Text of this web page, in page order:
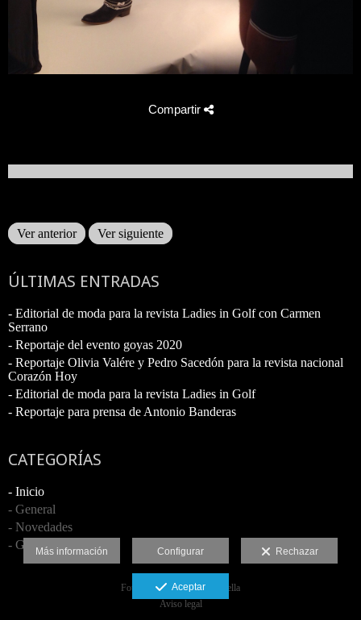
Compartir
Ver anterior Ver siguiente
ÚLTIMAS ENTRADAS
- Editorial de moda para la revista Ladies in Golf con Carmen
Serrano
- Reportaje del evento goyas 2020
- Reportaje Olivia Valére y Pedro Sacedón para la revista nacional
Corazón Hoy
- Editorial de moda para la revista Ladies in Golf
- Reportaje para prensa de Antonio Banderas
CATEGORÍAS
- Inicio
- General
- Novedades
- Galerías
Fotógrafo profesional Marbella
Aviso legal
Más información Configurar Rechazar
Aceptar